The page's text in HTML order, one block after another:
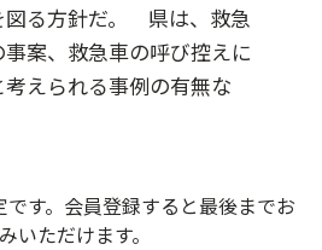
図る方針だ。 県は、救急
案、救急車の呼び控えに
えられる事例の有無な
です。会員登録すると最後までお
いただけます。